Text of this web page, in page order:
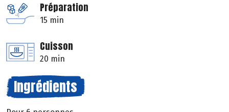
Préparation
15 min
Cuisson
20 min
Ingrédients